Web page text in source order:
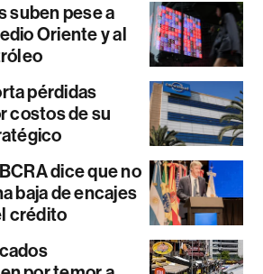
suben pese a
Oriente y al
pérdidas
costos de su
dice que no
baja de encajes
crédito